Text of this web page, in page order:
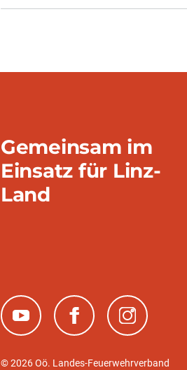
Gemeinsam im
Einsatz für Linz-
Land
(neues Fenster)(neues Fenster)(neues Fenster)
© 2026 Oö. Landes-Feuerwehrverband